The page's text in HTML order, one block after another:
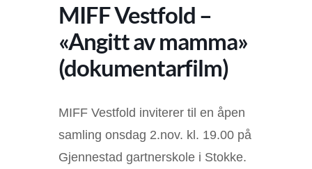
MIFF Vestfold –
«Angitt av mamma»
(dokumentarfilm)
MIFF Vestfold inviterer til en åpen
samling onsdag 2.nov. kl. 19.00 på
Gjennestad gartnerskole i Stokke.